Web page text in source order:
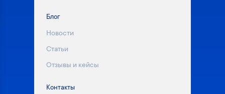
Блог
Новости
Статьи
Отзывы и кейсы
Контакты